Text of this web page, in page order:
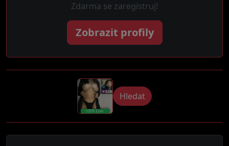
Zdarma se zaregistruj!
Zobrazit profily
Hledat